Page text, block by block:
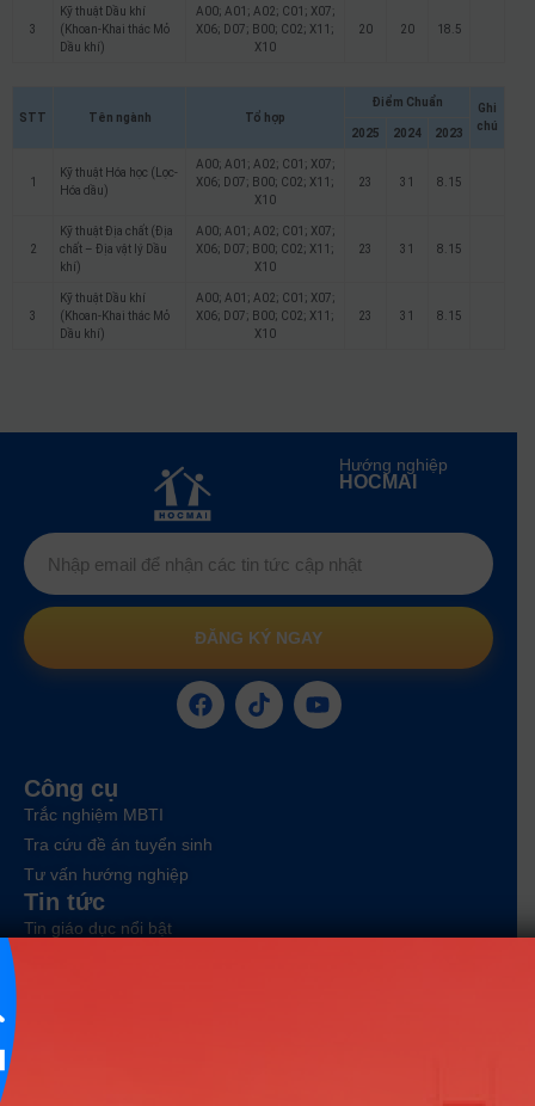
3
Kỹ thuật Dầu khí
(Khoan-Khai thác Mỏ
Dầu khí)
A00; A01; A02; C01; X07;
X06; D07; B00; C02; X11;
X10
20 20 18.5
STT Tên ngành Tổ hợp
Điểm Chuẩn
Ghi
chú
2025 2024 2023
1
Kỹ thuật Hóa học (Lọc-
Hóa dầu)
A00; A01; A02; C01; X07;
X06; D07; B00; C02; X11;
X10
23 31 8.15
2
Kỹ thuật Địa chất (Địa
chất – Địa vật lý Dầu
khí)
A00; A01; A02; C01; X07;
X06; D07; B00; C02; X11;
X10
23 31 8.15
3
Kỹ thuật Dầu khí
(Khoan-Khai thác Mỏ
Dầu khí)
A00; A01; A02; C01; X07;
X06; D07; B00; C02; X11;
X10
23 31 8.15
Hướng nghiệp
HOCMAI
ĐĂNG KÝ NGAY
Công cụ
Trắc nghiệm MBTI
Tra cứu đề án tuyển sinh
Tư vấn hướng nghiệp
Tin tức
Tin giáo dục nổi bật